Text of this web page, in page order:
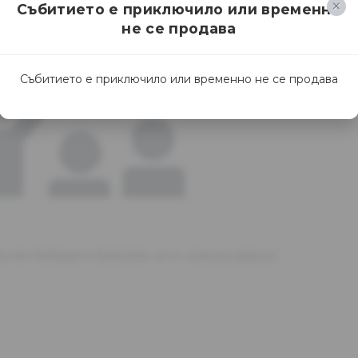
Събитието е приключило или временно
не се продава
Събитието е приключило или временно не се продава